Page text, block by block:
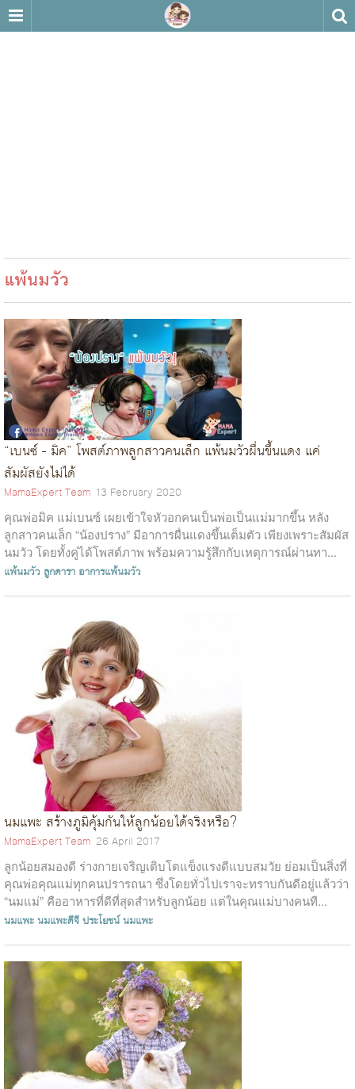
แพ้นมวัว
“เบนซ์ - มิค” โพสต์ภาพลูกสาวคนเล็ก แพ้นมวัวผื่นขึ้นแดง แค่
สัมผัสยังไม่ได้
MamaExpert Team 13 February 2020
คุณพ่อมิค แม่เบนซ์ เผยเข้าใจหัวอกคนเป็นพ่อเป็นแม่มากขึ้น หลัง
ลูกสาวคนเล็ก “น้องปราง” มีอาการผื่นแดงขึ้นเต็มตัว เพียงเพราะสัมผัส
นมวัว โดยทั้งคู่ได้โพสต์ภาพ พร้อมความรู้สึกกับเหตุการณ์ผ่านทา...
แพ้นมวัว ลูกดารา อาการแพ้นมวัว
นมแพะ สร้างภูมิคุ้มกันให้ลูกน้อยได้จริงหรือ?
MamaExpert Team 26 April 2017
ลูกน้อยสมองดี ร่างกายเจริญเติบโตแข็งแรงดีแบบสมวัย ย่อมเป็นสิ่งที่
คุณพ่อคุณแม่ทุกคนปรารถนา ซึ่งโดยทั่วไปเราจะทราบกันดีอยู่แล้วว่า
“นมแม่” คืออาหารที่ดีที่สุดสำหรับลูกน้อย แต่ในคุณแม่บางคนที...
นมแพะนมแพะดีจีประโยชน์ นมแพะ